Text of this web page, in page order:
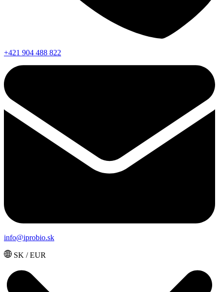
+421 904 488 822
info@iprobio.sk
SK / EUR